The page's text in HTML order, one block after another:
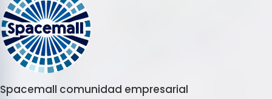
Spacemall comunidad empresarial